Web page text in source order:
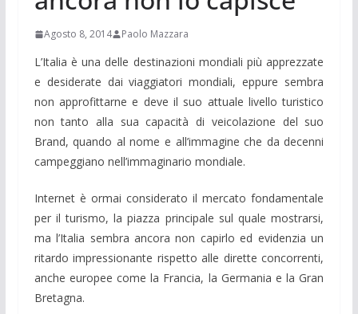
Agosto 8, 2014 Paolo Mazzara
L’Italia è una delle destinazioni mondiali più apprezzate
e desiderate dai viaggiatori mondiali, eppure sembra
non approfittarne e deve il suo attuale livello turistico
non tanto alla sua capacità di veicolazione del suo
Brand, quando al nome e all’immagine che da decenni
campeggiano nell’immaginario mondiale.
Internet è ormai considerato il mercato fondamentale
per il turismo, la piazza principale sul quale mostrarsi,
ma l’Italia sembra ancora non capirlo ed evidenzia un
ritardo impressionante rispetto alle dirette concorrenti,
anche europee come la Francia, la Germania e la Gran
Bretagna.